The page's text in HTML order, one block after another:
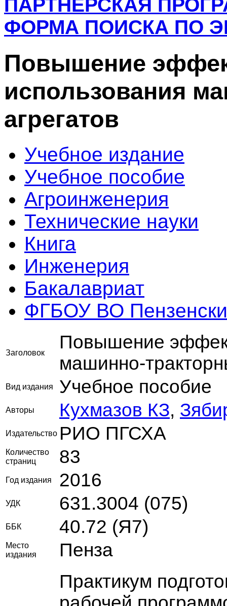
ПАРТНЁРСКАЯ
ФОРМА ПОИСКА ПО
Повышение
использования
агрегатов
Учебное издание
Учебное пособие
Агроинженерия
Технические науки
Книга
Инженерия
Бакалавриат
ФГБОУ ВО
Заголовок
Повышение
машинно-
Вид издания Учебное пособие
Авторы Кухмазов КЗ,
Издательство РИО ПГСХА
Количество
страниц
83
Год издания 2016
УДК 631.3004 (075)
ББК 40.72 (Я7)
Место
издания
Пенза
Практикум